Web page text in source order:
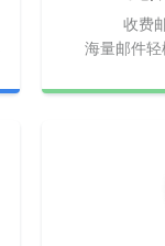
收费
海量邮件